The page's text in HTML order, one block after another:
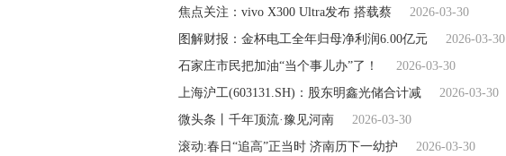
焦点关注：vivo X300 Ultra发布 搭载蔡
2026-03-30
图解财报：金杯电工全年归母净利润6.00亿元
2026-03-30
石家庄市民把加油“当个事儿办”了！
2026-03-30
上海沪工(603131.SH)：股东明鑫光储合计减
2026-03-30
微头条丨千年顶流·豫见河南
2026-03-30
滚动:春日“追高”正当时 济南历下一幼护
2026-03-30